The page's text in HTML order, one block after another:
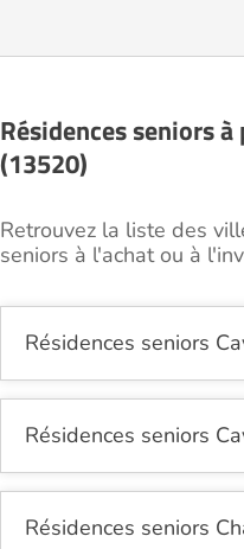
Résidences seniors
(13520)
Retrouvez la liste des
seniors à l'achat ou à
Résidences seniors
Résidences seniors
Résidences seniors